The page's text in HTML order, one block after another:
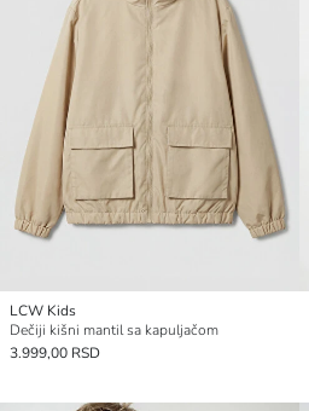
LCW Kids
Dečiji kišni mantil sa kapuljačom
3.999,00 RSD